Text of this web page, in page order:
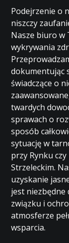
Podejrzenie o
niszczy
Nasze biuro w
wykrywania
dokumentując
świadczące o
twardych
sprawach o
sposób
sytuację w
przy Rynku
Strzeleckim.
uzyskanie
jest niezbędne
związku i
atmosferze
wsparcia.